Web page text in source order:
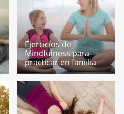
Ejercicios de
Mindfulness para
practicar en familia